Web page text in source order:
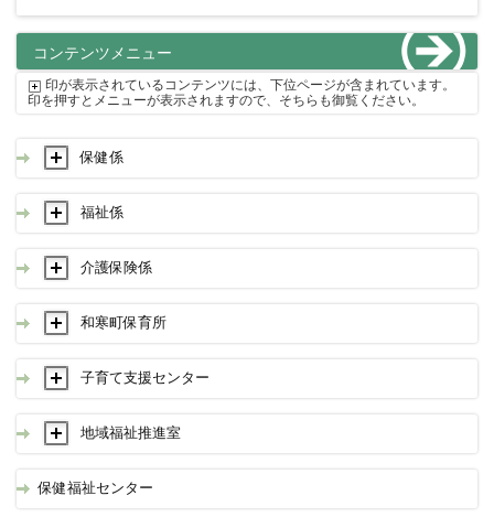
コンテンツメニュー
印が表示されているコンテンツには、下位ページが含まれています。
印を押すとメニューが表示されますので、そちらも御覧ください。
保健係
福祉係
介護保険係
和寒町保育所
子育て支援センター
地域福祉推進室
保健福祉センター